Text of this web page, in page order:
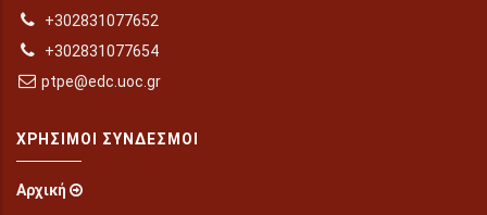
+302831077652
+302831077654
ptpe@edc.uoc.gr
ΧΡΉΣΙΜΟΙ ΣΎΝΔΕΣΜΟΙ
Αρχική